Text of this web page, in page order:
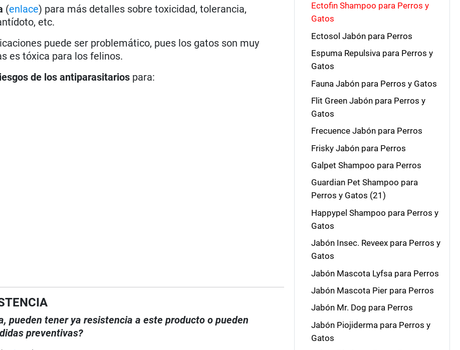
(enlace) para más detalles sobre toxicidad, tolerancia,
etc.
puede ser problemático, pues los gatos son muy
es tóxica para los felinos.
de los antiparasitarios para:
pueden tener ya resistencia a este producto o pueden
preventivas?
Ectofin Shampoo para Perros y
Gatos
Ectosol Jabón para Perros
Espuma Repulsiva para Perros y
Gatos
Fauna Jabón para Perros y Gatos
Flit Green Jabón para Perros y
Gatos
Frecuence Jabón para Perros
Frisky Jabón para Perros
Galpet Shampoo para Perros
Guardian Pet Shampoo para
Perros y Gatos (21)
Happypel Shampoo para Perros y
Gatos
Jabón Insec. Reveex para Perros y
Gatos
Jabón Mascota Lyfsa para Perros
Jabón Mascota Pier para Perros
Jabón Mr. Dog para Perros
Jabón Piojiderma para Perros y
Gatos